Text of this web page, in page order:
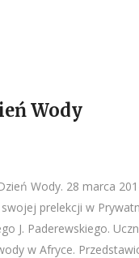
Wody
Wody. 28 marca
prelekcji w
J. Paderewskiego.
w Afryce.